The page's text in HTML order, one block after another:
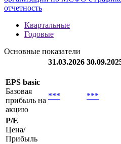
отчетность
Квартальные
Годовые
Основные показатели
31.03.2026
EPS basic
Базовая
прибыль на
акцию
*** ***
P/E
Цена/
Прибыль